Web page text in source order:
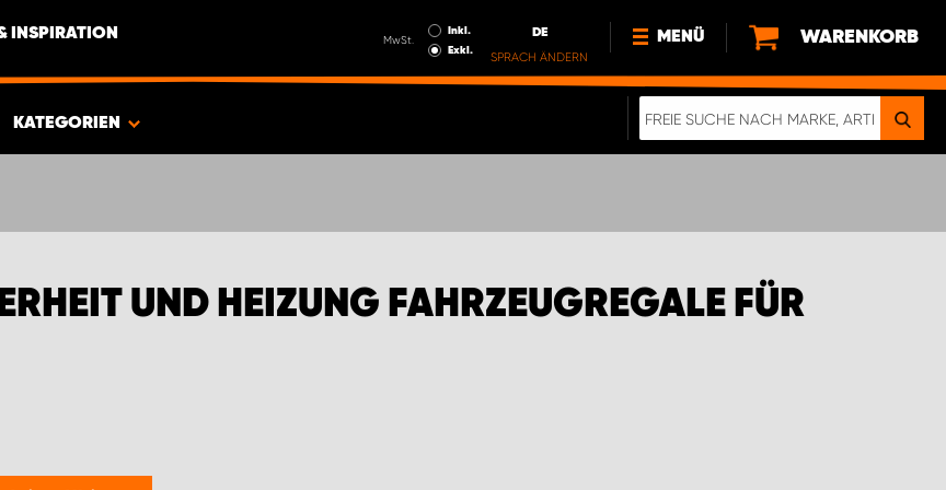
INSPIRATION MwSt.
Inkl.
Exkl.
DE
SPRACH ÄNDERN
MENÜ
NEWS
WARENKORB
KATEGORIEN
UND HEIZUNG FAHRZEUGREGALE FÜR